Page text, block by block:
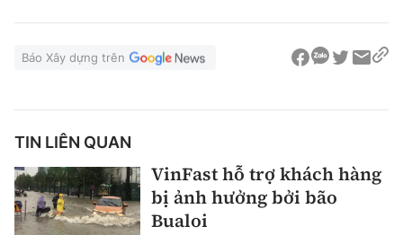
Báo Xây dựng trên
TIN LIÊN QUAN
VinFast hỗ trợ khách hàng
bị ảnh hưởng bởi bão
Bualoi